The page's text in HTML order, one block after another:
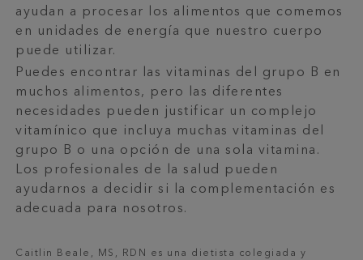
ayudan a procesar los alimentos que comemos
en unidades de energía que nuestro cuerpo
puede utilizar.
Puedes encontrar las vitaminas del grupo B en
muchos alimentos, pero las diferentes
necesidades pueden justificar un complejo
vitamínico que incluya muchas vitaminas del
grupo B o una opción de una sola vitamina.
Los profesionales de la salud pueden
ayudarnos a decidir si la complementación es
adecuada para nosotros.
Caitlin Beale, MS, RDN es una dietista colegiada y